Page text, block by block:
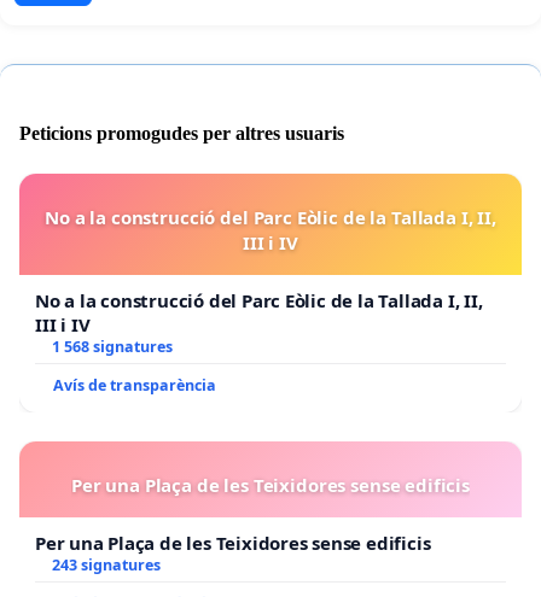
Peticions promogudes per altres usuaris
No a la construcció del Parc Eòlic de la Tallada I, II,
III i IV
No a la construcció del Parc Eòlic de la Tallada I, II,
III i IV
1 568 signatures
Avís de transparència
Per una Plaça de les Teixidores sense edificis
Per una Plaça de les Teixidores sense edificis
243 signatures